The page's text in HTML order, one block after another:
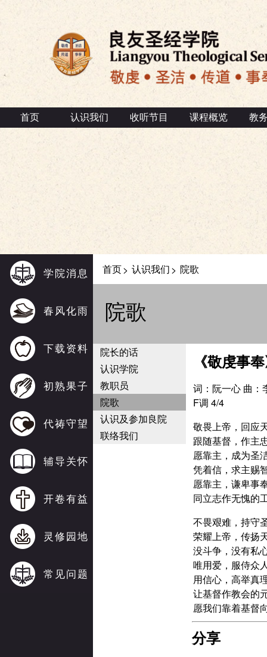
首页 认识我们 收听节目 课程概览 教
学院消息
春风化雨
下载资料
初熟果子
代祷守望
辅导关怀
开卷有益
灵修园地
常见问题
首页> 认识我们> 院歌
院歌
院长的话
认识学院
教职员
院歌
认识及参加良院
联络我们
《敬虔事
词：阮一心 曲：
F调 4/4
敬畏上帝，回应
跟随基督，作主
愿靠主，成为圣
凭着信，求主赐
愿靠主，谦卑事
同立志作无愧的
不畏艰难，持守
荣耀上帝，传扬
没斗争，没有私
唯用爱，服侍众
用信心，高举真
让基督作教会的
愿我们靠着基督
分享